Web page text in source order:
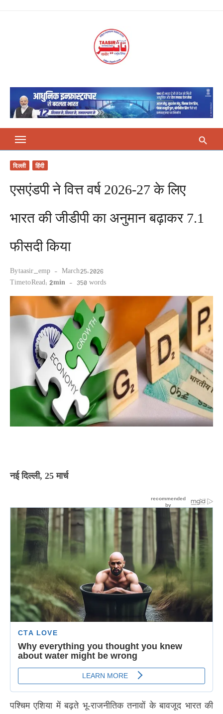
दिल्ली हिंदी
एसएंडपी ने वित्त वर्ष 2026-27 के लिए
भारत की जीडीपी का अनुमान बढ़ाकर 7.1
फीसदी किया
Bytaasir_emp Posted
on
March 25, 2026
Time to Read:2 min - 350words
नई दिल्ली, 25 मार्च
पश्चिम एशिया में बढ़ते भू-राजनीतिक तनावों के बावजूद भारत की